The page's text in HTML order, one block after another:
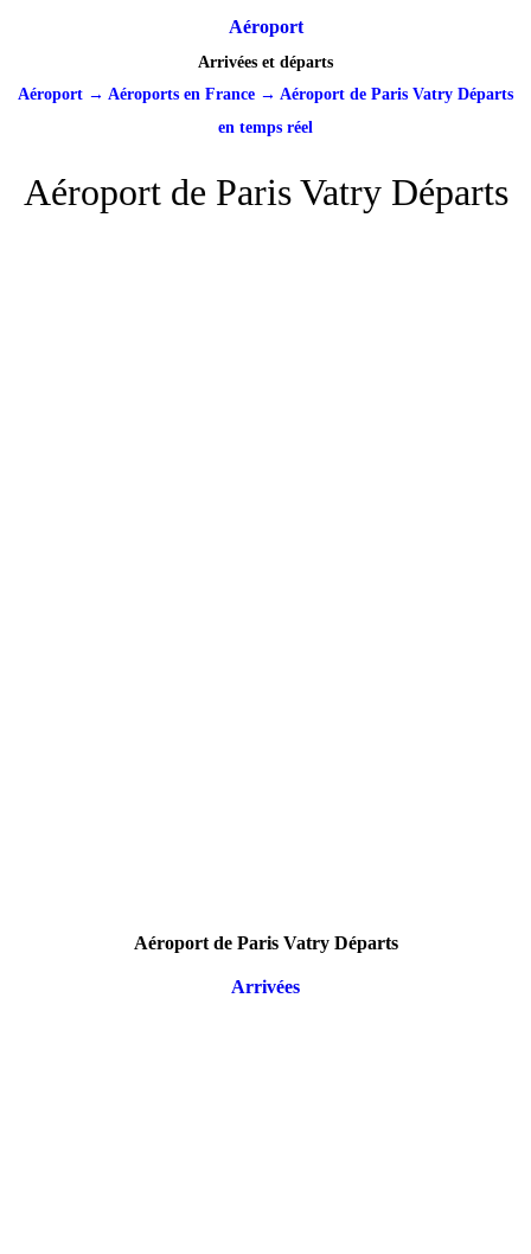
Aéroport
Arrivées et départs
Aéroport → Aéroports en France → Aéroport de Paris Vatry Départs
en temps réel
Aéroport de Paris Vatry Départs
Aéroport de Paris Vatry Départs
Arrivées